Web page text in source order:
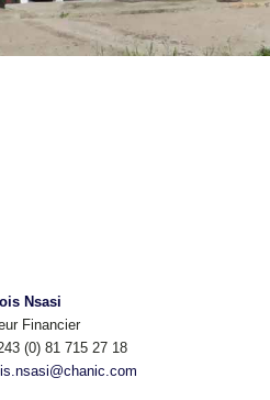
Nsasi
Financier
(0) 81 715 27 18